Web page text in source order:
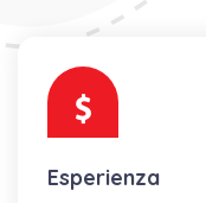
Esperienza